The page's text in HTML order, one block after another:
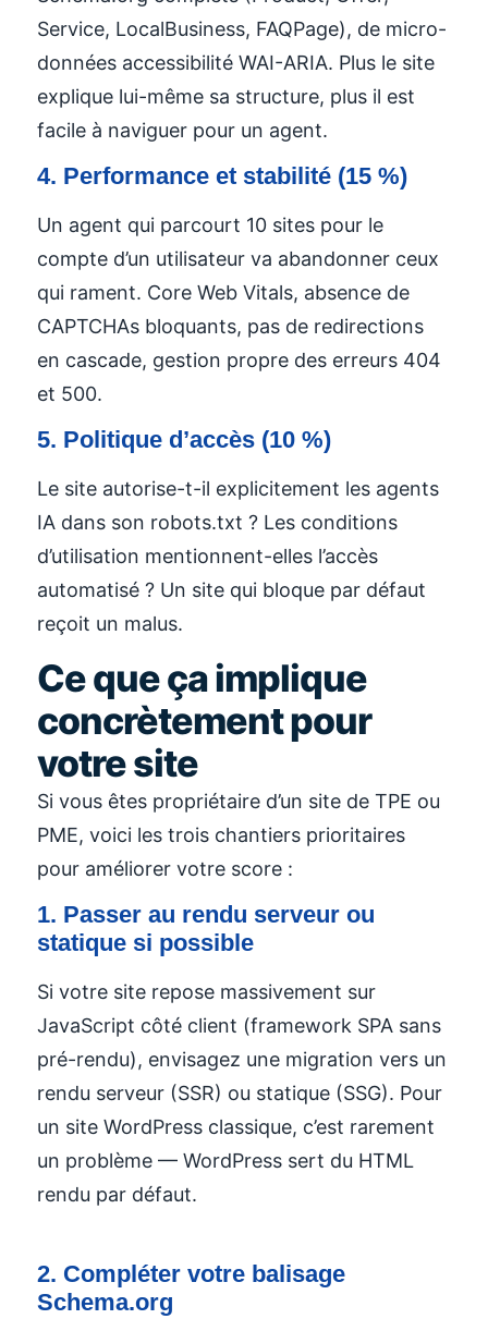
Service, LocalBusiness, FAQPage), de micro-
données accessibilité WAI-ARIA. Plus le site
explique lui-même sa structure, plus il est
facile à naviguer pour un agent.
4. Performance et stabilité (15 %)
Un agent qui parcourt 10 sites pour le
compte d’un utilisateur va abandonner ceux
qui rament. Core Web Vitals, absence de
CAPTCHAs bloquants, pas de redirections
en cascade, gestion propre des erreurs 404
et 500.
5. Politique d’accès (10 %)
Le site autorise-t-il explicitement les agents
IA dans son robots.txt ? Les conditions
d’utilisation mentionnent-elles l’accès
automatisé ? Un site qui bloque par défaut
reçoit un malus.
Ce que ça implique
concrètement pour
votre site
Si vous êtes propriétaire d’un site de TPE ou
PME, voici les trois chantiers prioritaires
pour améliorer votre score :
1. Passer au rendu serveur ou
statique si possible
Si votre site repose massivement sur
JavaScript côté client (framework SPA sans
pré-rendu), envisagez une migration vers un
rendu serveur (SSR) ou statique (SSG). Pour
un site WordPress classique, c’est rarement
un problème — WordPress sert du HTML
rendu par défaut.
2. Compléter votre balisage
Schema.org